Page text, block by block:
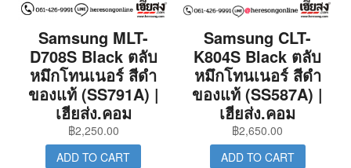
Samsung MLT-
D708S Black ตลับ
หมึกโทนเนอร์ สีดำ
ของแท้ (SS791A) |
เฮียส่ง.คอม
฿2,250.00
ADD TO CART
Samsung CLT-
K804S Black ตลับ
หมึกโทนเนอร์ สีดำ
ของแท้ (SS587A) |
เฮียส่ง.คอม
฿2,650.00
ADD TO CART